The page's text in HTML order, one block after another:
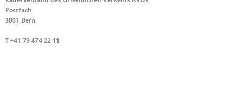
Postfach
3001 Bern
T +41 79 474 22 11